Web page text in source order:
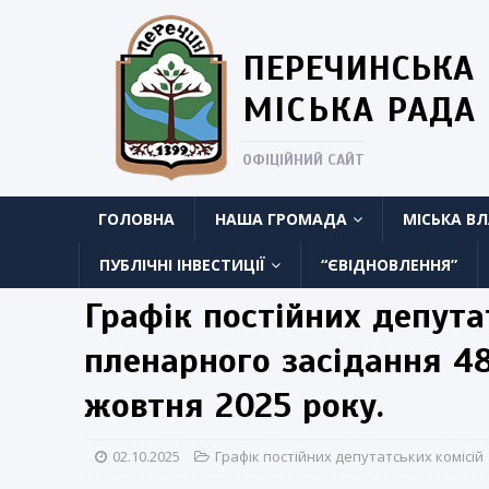
ПЕРЕЧИНСЬКА
МІСЬКА РАДА
ОФІЦІЙНИЙ САЙТ
ГОЛОВНА НАША ГРОМАДА МІСЬКА
ПУБЛІЧНІ ІНВЕСТИЦІЇ “ЄВІДНОВЛЕННЯ”
Графік постійних
пленарного засідання
жовтня 2025 року.
02.10.2025 Графік постійних депутатських комісій